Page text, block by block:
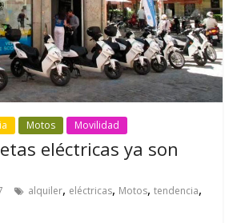
Motos Movilidad
eléctricas ya son
alquiler, eléctricas, Motos,tendencia,